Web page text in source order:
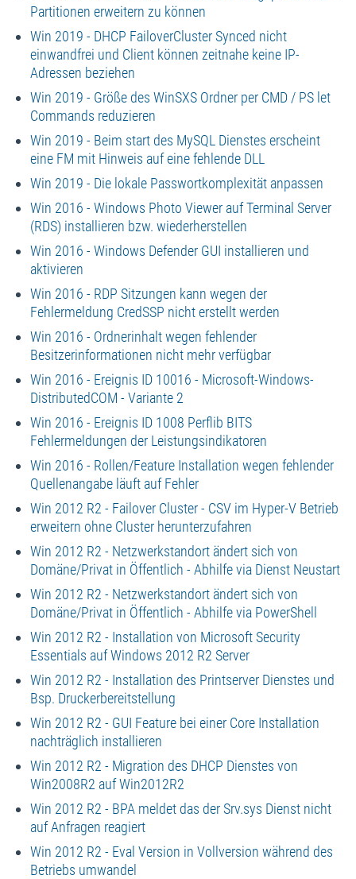
Partitionen erweitern zu können
Win 2019 - DHCP FailoverCluster Synced nicht
einwandfrei und Client können zeitnahe keine IP-
Adressen beziehen
Win 2019 - Größe des WinSXS Ordner per CMD / PS let
Commands reduzieren
Win 2019 - Beim start des MySQL Dienstes erscheint
eine FM mit Hinweis auf eine fehlende DLL
Win 2019 - Die lokale Passwortkomplexität anpassen
Win 2016 - Windows Photo Viewer auf Terminal Server
(RDS) installieren bzw. wiederherstellen
Win 2016 - Windows Defender GUI installieren und
aktivieren
Win 2016 - RDP Sitzungen kann wegen der
Fehlermeldung CredSSP nicht erstellt werden
Win 2016 - Ordnerinhalt wegen fehlender
Besitzerinformationen nicht mehr verfügbar
Win 2016 - Ereignis ID 10016 - Microsoft-Windows-
DistributedCOM - Variante 2
Win 2016 - Ereignis ID 1008 Perflib BITS
Fehlermeldungen der Leistungsindikatoren
Win 2016 - Rollen/Feature Installation wegen fehlender
Quellenangabe läuft auf Fehler
Win 2012 R2 - Failover Cluster - CSV im Hyper-V Betrieb
erweitern ohne Cluster herunterzufahren
Win 2012 R2 - Netzwerkstandort ändert sich von
Domäne/Privat in Öffentlich - Abhilfe via Dienst Neustart
Win 2012 R2 - Netzwerkstandort ändert sich von
Domäne/Privat in Öffentlich - Abhilfe via PowerShell
Win 2012 R2 - Installation von Microsoft Security
Essentials auf Windows 2012 R2 Server
Win 2012 R2 - Installation des Printserver Dienstes und
Bsp. Druckerbereitstellung
Win 2012 R2 - GUI Feature bei einer Core Installation
nachträglich installieren
Win 2012 R2 - Migration des DHCP Dienstes von
Win2008R2 auf Win2012R2
Win 2012 R2 - BPA meldet das der Srv.sys Dienst nicht
auf Anfragen reagiert
Win 2012 R2 - Eval Version in Vollversion während des
Betriebs umwandel